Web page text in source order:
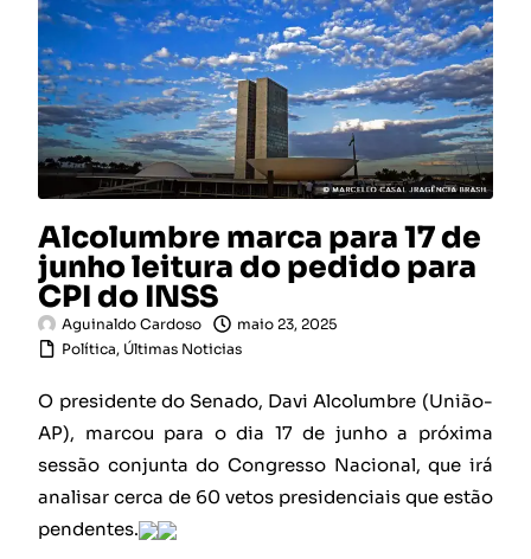
Alcolumbre marca para 17 de
junho leitura do pedido para
CPI do INSS
Aguinaldo Cardoso
maio 23, 2025
Política, Últimas Noticias
O presidente do Senado, Davi Alcolumbre (União-
AP), marcou para o dia 17 de junho a próxima
sessão conjunta do Congresso Nacional, que irá
analisar cerca de 60 vetos presidenciais que estão
pendentes.